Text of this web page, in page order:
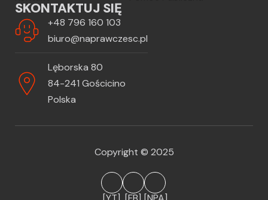
SKONTAKTUJ SIĘ
+48 796 160 103
biuro@naprawczesc.pl
Lęborska 80
84-241 Gościcino
Polska
Copyright © 2025